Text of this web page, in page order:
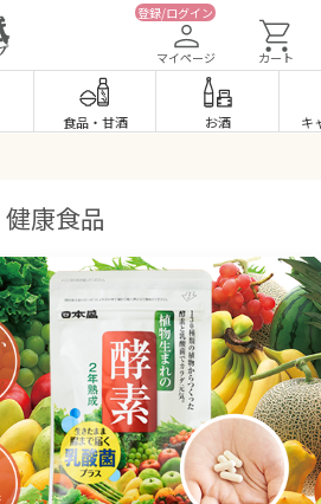
登録/ログイン
マイページ カート
食品・ 甘酒 お酒 キ
健康食品